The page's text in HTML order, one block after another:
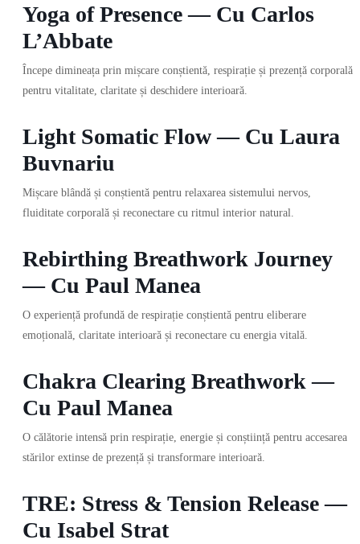
Yoga of Presence — Cu Carlos
L’Abbate
Începe dimineața prin mișcare conștientă, respirație și prezență corporală
pentru vitalitate, claritate și deschidere interioară.
Light Somatic Flow — Cu Laura
Buvnariu
Mișcare blândă și conștientă pentru relaxarea sistemului nervos,
fluiditate corporală și reconectare cu ritmul interior natural.
Rebirthing Breathwork Journey
— Cu Paul Manea
O experiență profundă de respirație conștientă pentru eliberare
emoțională, claritate interioară și reconectare cu energia vitală.
Chakra Clearing Breathwork —
Cu Paul Manea
O călătorie intensă prin respirație, energie și conștiință pentru accesarea
stărilor extinse de prezență și transformare interioară.
TRE: Stress & Tension Release —
Cu Isabel Strat